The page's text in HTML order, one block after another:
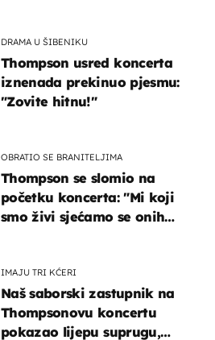
DRAMA U ŠIBENIKU
Thompson usred koncerta
iznenada prekinuo pjesmu:
"Zovite hitnu!"
OBRATIO SE BRANITELJIMA
Thompson se slomio na
početku koncerta: "Mi koji
smo živi sjećamo se onih
IMAJU TRI KĆERI
Naš saborski zastupnik na
Thompsonovu koncertu
pokazao lijepu suprugu,